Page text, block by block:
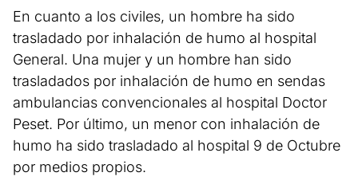
En cuanto a los civiles, un hombre ha sido
trasladado por inhalación de humo al hospital
General. Una mujer y un hombre han sido
trasladados por inhalación de humo en sendas
ambulancias convencionales al hospital Doctor
Peset. Por último, un menor con inhalación de
humo ha sido trasladado al hospital 9 de Octubre
por medios propios.